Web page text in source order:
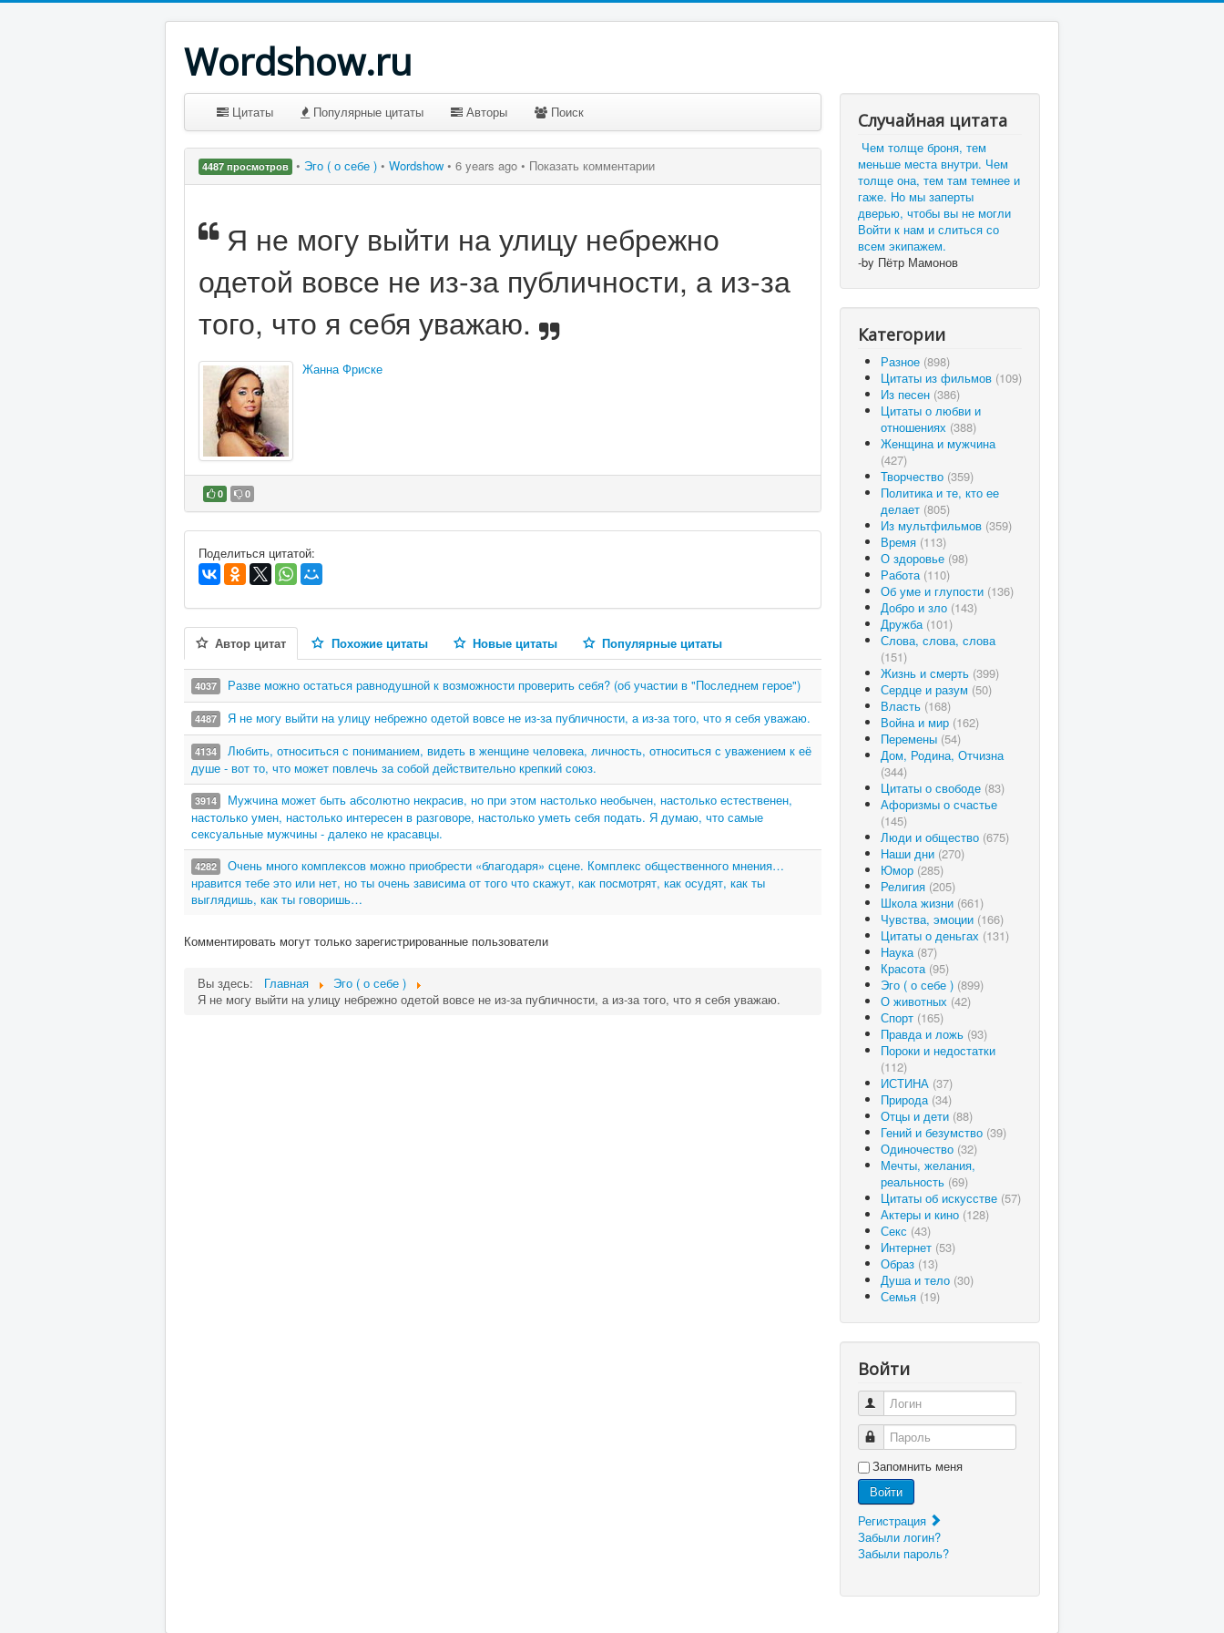
Wordshow.ru
Цитаты Популярные цитаты Авторы Поиск
4487 просмотров • Эго ( о себе ) • Wordshow • 6 years ago • Показать комментарии
Я не могу выйти на улицу небрежно
одетой вовсе не из-за публичности, а из-за
того, что я себя уважаю.
Жанна Фриске
0 0
В избранное
Поделиться цитатой:
Автор цитат Похожие цитаты Новые цитаты Популярные цитаты
4037 Разве можно остаться равнодушной к возможности проверить себя? (об участии в "Последнем герое")
4487 Я не могу выйти на улицу небрежно одетой вовсе не из-за публичности, а из-за того, что я себя уважаю.
4134
Любить, относиться с пониманием, видеть в женщине человека, личность, относиться с уважением к её
душе - вот то, что может повлечь за собой действительно крепкий союз.
3914
Мужчина может быть абсолютно некрасив, но при этом настолько необычен, настолько естественен,
настолько умен, настолько интересен в разговоре, настолько уметь себя подать. Я думаю, что самые
сексуальные мужчины - далеко не красавцы.
4282
Очень много комплексов можно приобрести «благодаря» сцене. Комплекс общественного мнения…
нравится тебе это или нет, но ты очень зависима от того что скажут, как посмотрят, как осудят, как ты
выглядишь, как ты говоришь…
Комментировать могут только зарегистрированные пользователи
Вы здесь: Главная
Эго ( о себе )
Я не могу выйти на улицу небрежно одетой вовсе не из-за публичности, а из-за того, что я себя уважаю.
Случайная цитата
Чем толще броня, тем
меньше места внутри. Чем
толще она, тем там темнее и
гаже. Но мы заперты
дверью, чтобы вы не могли
Войти к нам и слиться со
всем экипажем.
-by Пётр Мамонов
Категории
Разное (898)
Цитаты из фильмов (109)
Из песен (386)
Цитаты о любви и
отношениях (388)
Женщина и мужчина
(427)
Творчество (359)
Политика и те, кто ее
делает (805)
Из мультфильмов (359)
Время (113)
О здоровье (98)
Работа (110)
Об уме и глупости (136)
Добро и зло (143)
Дружба (101)
Слова, слова, слова
(151)
Жизнь и смерть (399)
Сердце и разум (50)
Власть (168)
Война и мир (162)
Перемены (54)
Дом, Родина, Отчизна
(344)
Цитаты о свободе (83)
Афоризмы о счастье
(145)
Люди и общество (675)
Наши дни (270)
Юмор (285)
Религия (205)
Школа жизни (661)
Чувства, эмоции (166)
Цитаты о деньгах (131)
Наука (87)
Красота (95)
Эго ( о себе ) (899)
О животных (42)
Спорт (165)
Правда и ложь (93)
Пороки и недостатки
(112)
ИСТИНА (37)
Природа (34)
Отцы и дети (88)
Гений и безумство (39)
Одиночество (32)
Мечты, желания,
реальность (69)
Цитаты об искусстве (57)
Актеры и кино (128)
Секс (43)
Интернет (53)
Образ (13)
Душа и тело (30)
Семья (19)
Войти
Логин
Пароль
Запомнить меня
Войти
Регистрация
Забыли логин?
Забыли пароль?